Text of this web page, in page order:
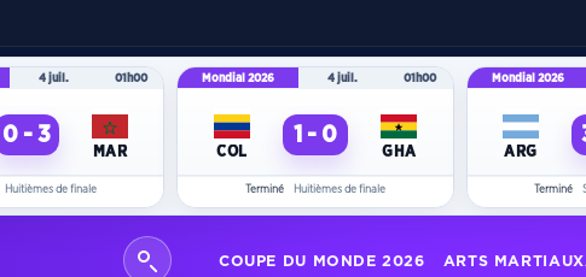
4 juil. 01h00
0 - 3
MAR
Huitièmes de finale
Mondial 2026 4 juil. 01h00
COL
1 - 0
GHA
Terminé Huitièmes de finale
Mondial 2026
ARG
Terminé
COUPE DU MONDE 2026 ARTS MARTIAUX